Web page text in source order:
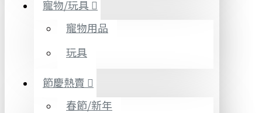
寵物/玩具
寵物用品
玩具
節慶熱賣
春節/新年